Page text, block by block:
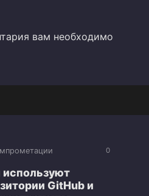
вам необходимо
0
GitHub и